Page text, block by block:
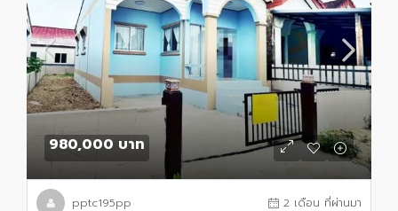
980,000 บาท
pptc195pp 2 เดือน ที่ผ่านมา